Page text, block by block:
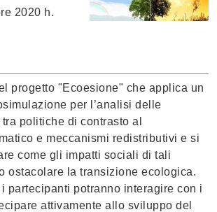
2020 h.
progetto "Ecoesione" che applica un
per l’analisi delle
politiche di contrasto al
e meccanismi redistributivi e si
come gli impatti sociali di tali
ostacolare la transizione ecologica.
partecipanti potranno interagire con i
attivamente allo sviluppo del